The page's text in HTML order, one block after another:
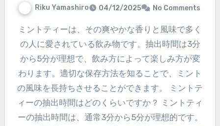
Riku Yamashiro 04/12/2025 No Comments
ミントティーは、その爽やかな香りと風味で多く
の人に愛されている飲み物です。抽出時間は3分
から5分が理想で、飲み方によって楽しみ方が変
わります。適切な保存方法を知ることで、ミント
の風味を長持ちさせることができます。 ミントテ
ィーの抽出時間はどのくらいですか？ ミントティ
ーの抽出時間は、通常3分から5分が理想的です。